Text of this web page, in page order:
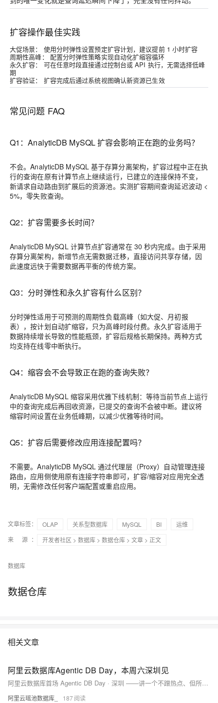
扩容操作最佳实践
大促场景：
使用分时弹性设置预定扩容计划，建议提前 1 小时扩容
周期性高峰：
配置分时弹性策略实现自动化扩缩容循环
永久扩容：
可在任意时段直接通过控制台或 API 执行，无需选择低峰
期
扩容验证：
扩容完成后通过系统视图确认新资源已生效
常见问题 FAQ
Q1：AnalyticDB MySQL 扩容会影响正在跑的业务吗？
不会。AnalyticDB MySQL 基于存算分离架构，扩容过程中正在执
行的查询在原有计算节点上继续运行，已建立的连接保持不变，
新请求自动路由到扩展后的资源池。实测扩容期间查询延迟波动 <
5%，零失败查询。
Q2：扩容需要多长时间？
AnalyticDB MySQL 计算节点扩容通常在 30 秒内完成。由于采用
存算分离架构，新增节点无需数据迁移，直接访问共享存储，因
此速度远快于需要数据再平衡的传统方案。
Q3：分时弹性和永久扩容有什么区别？
分时弹性适用于可预测的周期性负载高峰（如大促、月初报
表），按计划自动扩缩容，只为高峰时段付费。永久扩容适用于
数据持续增长导致的性能瓶颈，扩容后规格长期保持。两种方式
均支持在线零中断执行。
Q4：缩容会不会导致正在跑的查询失败？
AnalyticDB MySQL 缩容采用优雅下线机制：等待当前节点上运行
中的查询完成后再回收资源，已提交的查询不会被中断。建议将
缩容时间设置在业务低峰期，以减少优雅等待时间。
Q5：扩容后需要修改应用连接配置吗？
不需要。AnalyticDB MySQL 通过代理层（Proxy）自动管理连接
路由，应用侧使用原有连接字符串即可，扩容/缩容对应用完全透
明，无需修改任何客户端配置或重启应用。
文章标签： OLAP 关系型数据库 MySQL BI
运维
来 源：
开发者社区 > 数据库 > 数据仓库 > 文章 > 正文
数据库
数据仓库
相关文章
阿里云数据库Agentic DB Day，本周六深圳见
阿里云数据库首场 Agentic DB Day · 深圳 ——讲一个不蹭热点、但所有 AI 应用都绕不开的话题：当数据库长成 Agentic 形态！
阿里云瑶池数据库_ 187